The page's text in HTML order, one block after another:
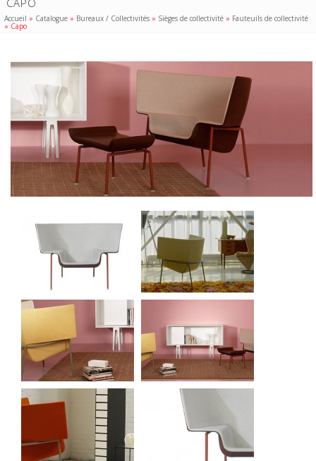
Accueil » Catalogue » Bureaux / Collectivités » Sièges de collectivité » Fauteuils de collectivité
» Capo